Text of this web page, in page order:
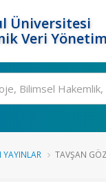
Üniversitesi
Veri
YAYINLAR TAVŞAN